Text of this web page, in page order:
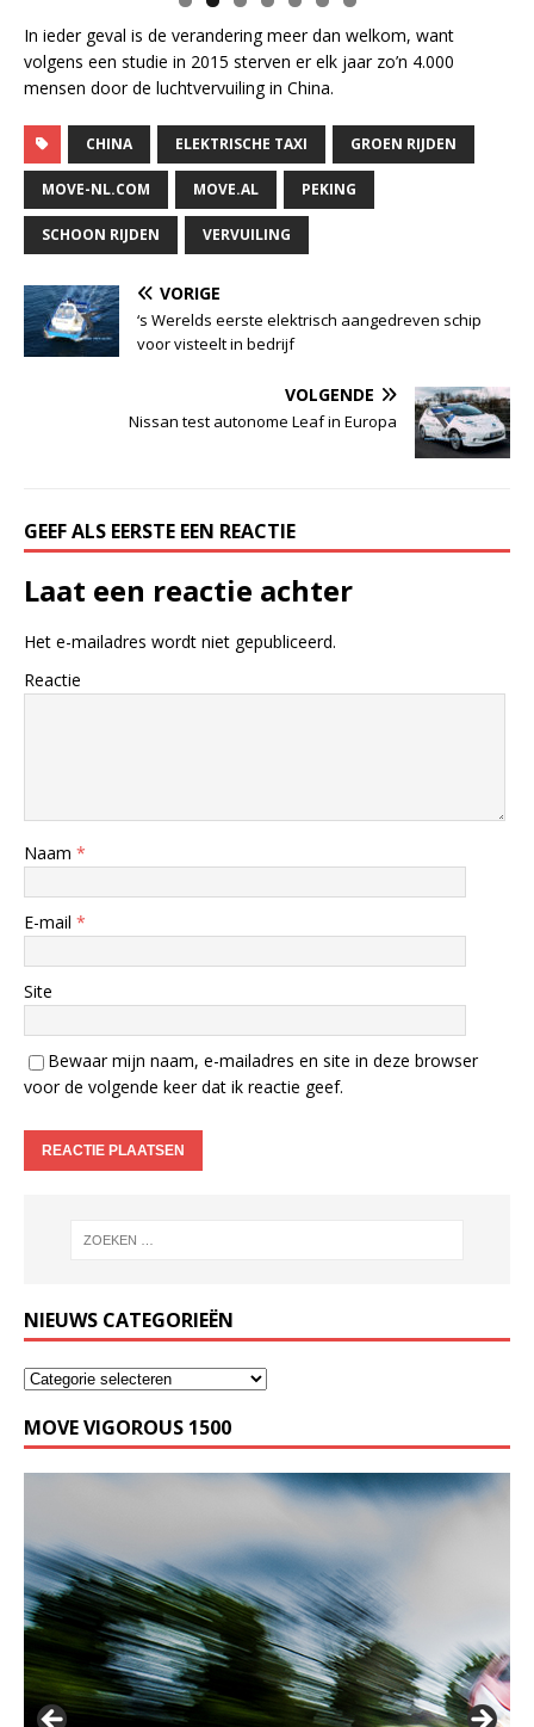
In ieder geval is de verandering meer dan welkom, want
volgens een studie in 2015 sterven er elk jaar zo’n 4.000
mensen door de luchtvervuiling in China.
CHINA ELEKTRISCHE TAXI GROEN RIJDEN
MOVE-NL.COM MOVE.AL PEKING
SCHOON RIJDEN VERVUILING
VORIGE
‘s Werelds eerste elektrisch aangedreven schip
voor visteelt in bedrijf
VOLGENDE
Nissan test autonome Leaf in Europa
GEEF ALS EERSTE EEN REACTIE
Laat een reactie achter
Het e-mailadres wordt niet gepubliceerd.
Reactie
Naam *
E-mail *
Site
Bewaar mijn naam, e-mailadres en site in deze browser
voor de volgende keer dat ik reactie geef.
NIEUWS CATEGORIEËN
MOVE VIGOROUS 1500